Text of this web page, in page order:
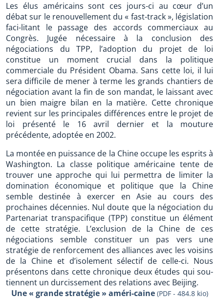
Les élus américains sont ces jours-ci au cœur d’un
débat sur le renouvellement du « fast-track », législation
faci-litant le passage des accords commerciaux au
Congrès. Jugée nécessaire à la conclusion des
négociations du TPP, l’adoption du projet de loi
constitue un moment crucial dans la politique
commerciale du Président Obama. Sans cette loi, il lui
sera difficile de mener à terme les grands chantiers de
négociation avant la fin de son mandat, le laissant avec
un bien maigre bilan en la matière. Cette chronique
revient sur les principales différences entre le projet de
loi présenté le 16 avril dernier et la mouture
précédente, adoptée en 2002.
La montée en puissance de la Chine occupe les esprits à
Washington. La classe politique américaine tente de
trouver une approche qui lui permettra de limiter la
domination économique et politique que la Chine
semble destinée à exercer en Asie au cours des
prochaines décennies. Nul doute que la négociation du
Partenariat transpacifique (TPP) constitue un élément
de cette stratégie. L’exclusion de la Chine de ces
négociations semble constituer un pas vers une
stratégie de renforcement des alliances avec les voisins
de la Chine et d’isolement sélectif de celle-ci. Nous
présentons dans cette chronique deux études qui sou-
tiennent un durcissement des relations avec Beijing.
Une « grande stratégie » améri-caine (PDF - 484.8 kio)